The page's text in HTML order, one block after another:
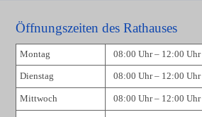
Öffnungszeiten des Rathauses
Montag 08:00 Uhr – 12:00 Uhr
Dienstag 08:00 Uhr – 12:00 Uhr
Mittwoch 08:00 Uhr – 12:00 Uhr